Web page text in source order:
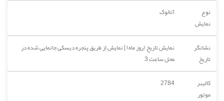
نوع
نمایش
آنالوگ
نشانگر
تاریخ
نمایش تاریخ (روز ماه) | نمایش از طریق پنجره دیسکی جانمایی شده در
محل ساعت 3
کالیبر
موتور
2784